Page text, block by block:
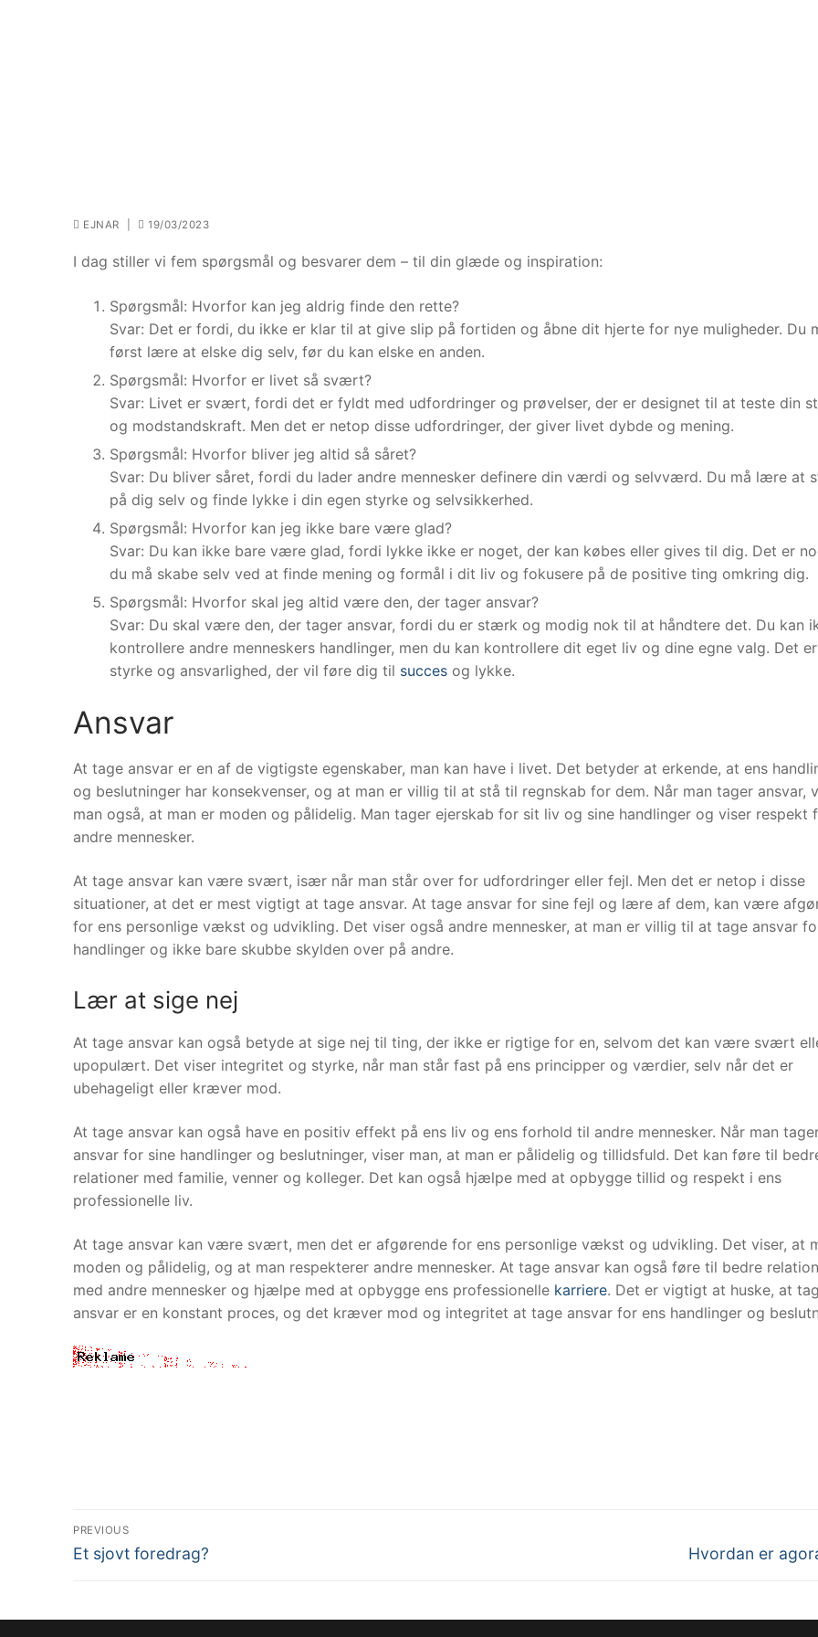
EJNAR 19/03/2023
I dag stiller vi fem spørgsmål og besvarer dem – til din glæde og inspiration:
Spørgsmål: Hvorfor kan jeg aldrig finde den rette?
Svar: Det er fordi, du ikke er klar til at give slip på fortiden og åbne dit hjerte for nye muligheder. Du
først lære at elske dig selv, før du kan elske en anden.
Spørgsmål: Hvorfor er livet så svært?
Svar: Livet er svært, fordi det er fyldt med udfordringer og prøvelser, der er designet til at teste din
og modstandskraft. Men det er netop disse udfordringer, der giver livet dybde og mening.
Spørgsmål: Hvorfor bliver jeg altid så såret?
Svar: Du bliver såret, fordi du lader andre mennesker definere din værdi og selvværd. Du må lære at
på dig selv og finde lykke i din egen styrke og selvsikkerhed.
Spørgsmål: Hvorfor kan jeg ikke bare være glad?
Svar: Du kan ikke bare være glad, fordi lykke ikke er noget, der kan købes eller gives til dig. Det er
du må skabe selv ved at finde mening og formål i dit liv og fokusere på de positive ting omkring dig.
Spørgsmål: Hvorfor skal jeg altid være den, der tager ansvar?
Svar: Du skal være den, der tager ansvar, fordi du er stærk og modig nok til at håndtere det. Du kan
kontrollere andre menneskers handlinger, men du kan kontrollere dit eget liv og dine egne valg. Det
styrke og ansvarlighed, der vil føre dig til succes og lykke.
Ansvar
At tage ansvar er en af ​​de vigtigste egenskaber, man kan have i livet. Det betyder at erkende, at ens
og beslutninger har konsekvenser, og at man er villig til at stå til regnskab for dem. Når man tager ansvar,
man også, at man er moden og pålidelig. Man tager ejerskab for sit liv og sine handlinger og viser respekt
andre mennesker.
At tage ansvar kan være svært, især når man står over for udfordringer eller fejl. Men det er netop i disse
situationer, at det er mest vigtigt at tage ansvar. At tage ansvar for sine fejl og lære af dem, kan være
for ens personlige vækst og udvikling. Det viser også andre mennesker, at man er villig til at tage ansvar
handlinger og ikke bare skubbe skylden over på andre.
Lær at sige nej
At tage ansvar kan også betyde at sige nej til ting, der ikke er rigtige for en, selvom det kan være svært
upopulært. Det viser integritet og styrke, når man står fast på ens principper og værdier, selv når det er
ubehageligt eller kræver mod.
At tage ansvar kan også have en positiv effekt på ens liv og ens forhold til andre mennesker. Når man
ansvar for sine handlinger og beslutninger, viser man, at man er pålidelig og tillidsfuld. Det kan føre til
relationer med familie, venner og kolleger. Det kan også hjælpe med at opbygge tillid og respekt i ens
professionelle liv.
At tage ansvar kan være svært, men det er afgørende for ens personlige vækst og udvikling. Det viser, at
moden og pålidelig, og at man respekterer andre mennesker. At tage ansvar kan også føre til bedre
med andre mennesker og hjælpe med at opbygge ens professionelle karriere. Det er vigtigt at huske, at
ansvar er en konstant proces, og det kræver mod og integritet at tage ansvar for ens handlinger og
Indlægsnavigation
PREVIOUS
Previous
Et sjovt foredrag?
Next
Hvordan er